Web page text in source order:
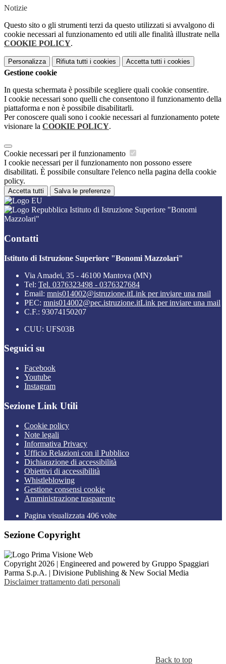
Notizie
Questo sito o gli strumenti terzi da questo utilizzati si avvalgono di
cookie necessari al funzionamento ed utili alle finalità illustrate nella
COOKIE POLICY.
Personalizza Rifiuta tutti i cookies Accetta tutti i cookies
Gestione cookie
In questa schermata è possibile scegliere quali cookie consentire.
I cookie necessari sono quelli che consentono il funzionamento della
piattaforma e non è possibile disabilitarli.
Per conoscere quali sono i cookie necessari al funzionamento potete
visionare la COOKIE POLICY.
Cookie necessari per il funzionamento
I cookie necessari per il funzionamento non possono essere
disabilitati. È possibile consultare l'elenco nella pagina della cookie
policy.
Accetta tutti Salva le preferenze
Istituto di Istruzione Superiore "Bonomi
Mazzolari"
Contatti
Istituto di Istruzione Superiore "Bonomi Mazzolari"
Via Amadei, 35 - 46100 Mantova (MN)
Tel: Tel. 0376323498 - 0376327684
Email: mnis014002@istruzione.itLink per inviare una mail
PEC: mnis014002@pec.istruzione.itLink per inviare una mail
C.F.: 93074150207
CUU: UFS03B
Seguici su
Facebook
Youtube
Instagram
Sezione Link Utili
Cookie policy
Note legali
Informativa Privacy
Ufficio Relazioni con il Pubblico
Dichiarazione di accessibilità
Obiettivi di accessibilità
Whistleblowing
Gestione consensi cookie
Amministrazione trasparente
Pagina visualizzata 406 volte
Sezione Copyright
Copyright 2026 | Engineered and powered by Gruppo Spaggiari
Parma S.p.A. | Divisione Publishing & New Social Media
Disclaimer trattamento dati personali
Back to top